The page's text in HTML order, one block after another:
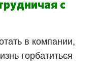
с
в компании,
горбатиться